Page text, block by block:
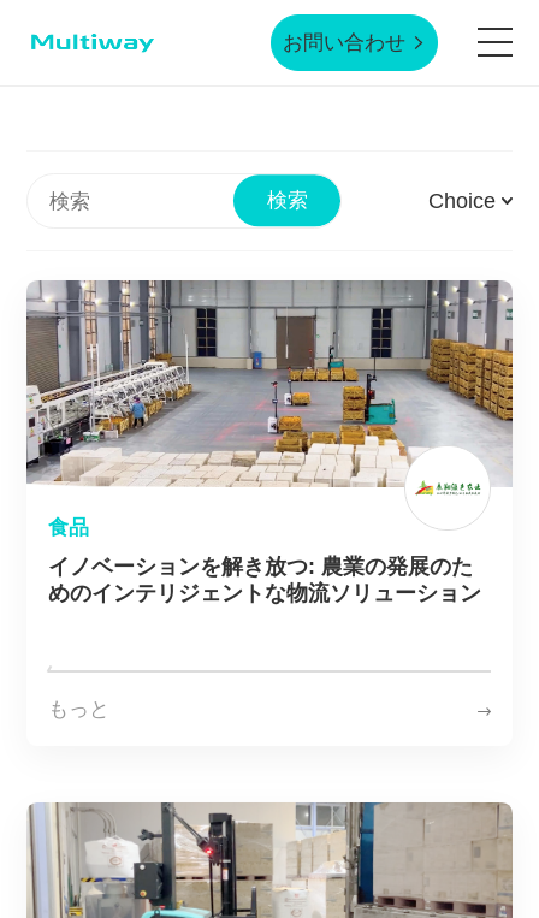
お問い合わせ
製品技術
応用シーン
業界事例
サービスサポート
Multiway について
DE
検索 Choice
食品
イノベーションを解き放つ: 農業の発展のた
めのインテリジェントな物流ソリューション
もっと